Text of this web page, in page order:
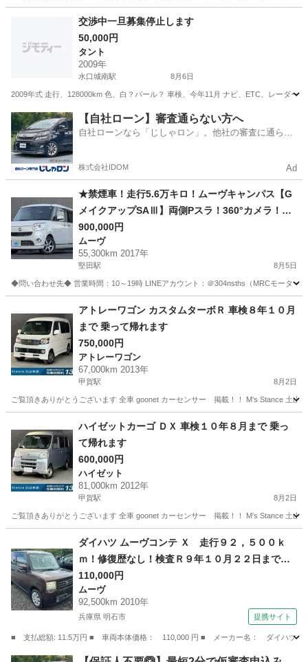
ミラ
交渉中一旦募集停止します
50,000円
タント
2009年
水口城南駅 8月6日
2009年式 走行、128000km 色、白？パール？ 車検、今年11月 ナビ、ETC、レーダー
滋賀 水口城南駅 タント パール
【自社ローン】審査通らない方へ
自社ローンなら「じしゃロン」。他社の審査に通らな
株式会社IDOM Ad
★禁煙車！走行5.6万キロ！ムーヴキャンパス【G
メイクアップSAⅢ】両側Pスラ！360°カメラ！衝
突軽減！ドラレコ！LEDライト！ETC！フルセグ
900,000円
ムーヴ
55,300km 2017年
堅田駅 8月5日
◆問い合わせ先◆ 営業時間：10～19時 LINEアカウント：＠304nsths（MRCモーター
堅田駅 ムーヴ エレメント
アトレーワゴン カスタムターボＲ 車検８年１０月
まで 乗って帰れます
750,000円
アトレーワゴン
67,000km 2013年
甲賀駅 8月2日
ご覧頂きありがとうございます 全車 goonet カーセンサー 掲載！！ M's Stance 土
甲賀駅 アトレーワゴン
ハイゼットカーゴ ＤＸ 車検１０年８月まで 乗っ
て帰れます
600,000円
ハイゼット
81,000km 2012年
甲賀駅 8月2日
ご覧頂きありがとうございます 全車 goonet カーセンサー 掲載！！ M's Stance 土
甲賀駅 ハイゼット
ダイハツ ムーヴコンテ Ｘ 走行９２，５００ｋ
ｍ！修復歴なし！検査Ｒ９年１０月２２日まで！
スマートキー！ベンチシート！オートエアコン！
電動格納ミラー！ （検9.10）
110,000円
ムーヴ
92,500km 2010年
兵庫県 明石市 提携サイト
■ 支払総額: 11.5万円 ■ 車両本体価格： 110,000 円 ■ メーカー名： ダイハツ ■
兵庫 明石市 ムーヴ